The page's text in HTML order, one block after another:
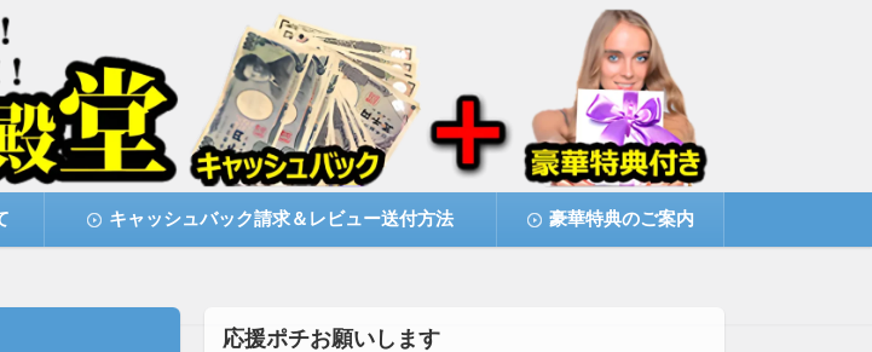
クの殿堂
キャッシュバック請求＆レビュー送付方法 豪華特典のご案内
応援ポチお願いします